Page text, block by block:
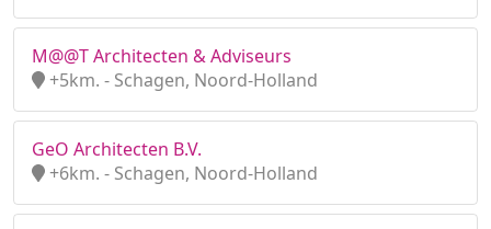
M@@T Architecten & Adviseurs
+5km. - Schagen, Noord-Holland
GeO Architecten B.V.
+6km. - Schagen, Noord-Holland